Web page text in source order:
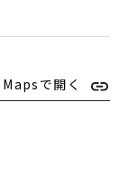
で開く